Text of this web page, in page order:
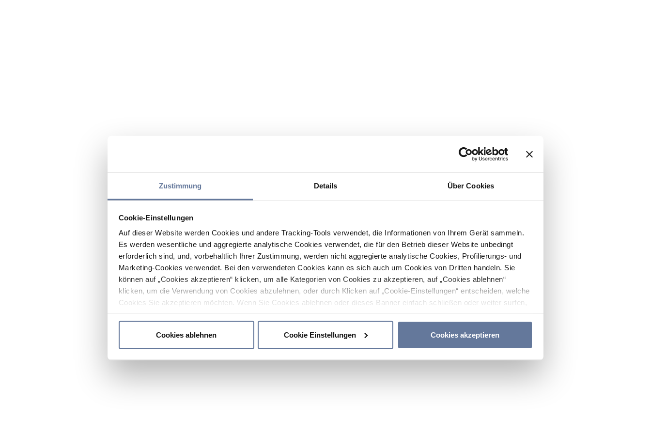
Zustimmung Details Über Cookies
Cookie-Einstellungen
Auf dieser Website werden Cookies und andere Tracking-Tools verwendet, die Informationen von Ihrem Gerät sammeln.
Es werden wesentliche und aggregierte analytische Cookies verwendet, die für den Betrieb dieser Website unbedingt
erforderlich sind, und, vorbehaltlich Ihrer Zustimmung, werden nicht aggregierte analytische Cookies, Profilierungs- und
Marketing-Cookies verwendet. Bei den verwendeten Cookies kann es sich auch um Cookies von Dritten handeln. Sie
können auf „Cookies akzeptieren“ klicken, um alle Kategorien von Cookies zu akzeptieren, auf „Cookies ablehnen“
klicken, um die Verwendung von Cookies abzulehnen, oder durch Klicken auf „Cookie-Einstellungen“ entscheiden, welche
Cookies Sie akzeptieren möchten. Wenn Sie Cookies ablehnen oder dieses Banner einfach schließen oder weiter surfen,
Cookies ablehnen
Cookie Einstellungen Cookies akzeptieren